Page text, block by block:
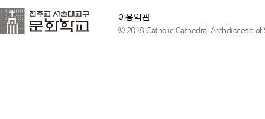
이용약관
© 2018 Catholic Cathedral Archdiocese of